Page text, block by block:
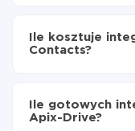
Leeloo do
od 5 do 30 minut.
minut.
Ile kosztuje
Contacts?
Płacisz tylko za
przekazywana z
Ile gotowych
Apix-Drive?